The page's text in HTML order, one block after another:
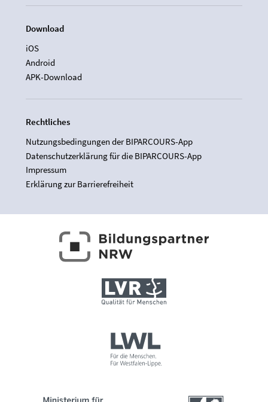
Download
iOS
Android
APK-Download
Rechtliches
Nutzungsbedingungen der BIPARCOURS-App
Datenschutzerklärung für die BIPARCOURS-App
Impressum
Erklärung zur Barrierefreiheit